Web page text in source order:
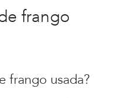
frango
frango usada?